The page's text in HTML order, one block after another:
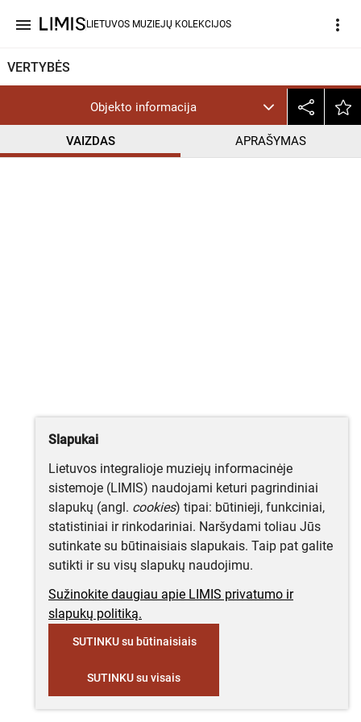
menu LIETUVOS MUZIEJŲ KOLEKCIJOS more_vert
VERTYBĖS
Objekto informacija
VAIZDAS APRAŠYMAS
Slapukai
Lietuvos integralioje muziejų informacinėje
sistemoje (LIMIS) naudojami keturi pagrindiniai
slapukų (angl. cookies) tipai: būtinieji, funkciniai,
statistiniai ir rinkodariniai. Naršydami toliau Jūs
sutinkate su būtinaisiais slapukais. Taip pat galite
sutikti ir su visų slapukų naudojimu.
Sužinokite daugiau apie LIMIS privatumo ir
slapukų politiką.
SUTINKU su būtinaisiais
SUTINKU su visais